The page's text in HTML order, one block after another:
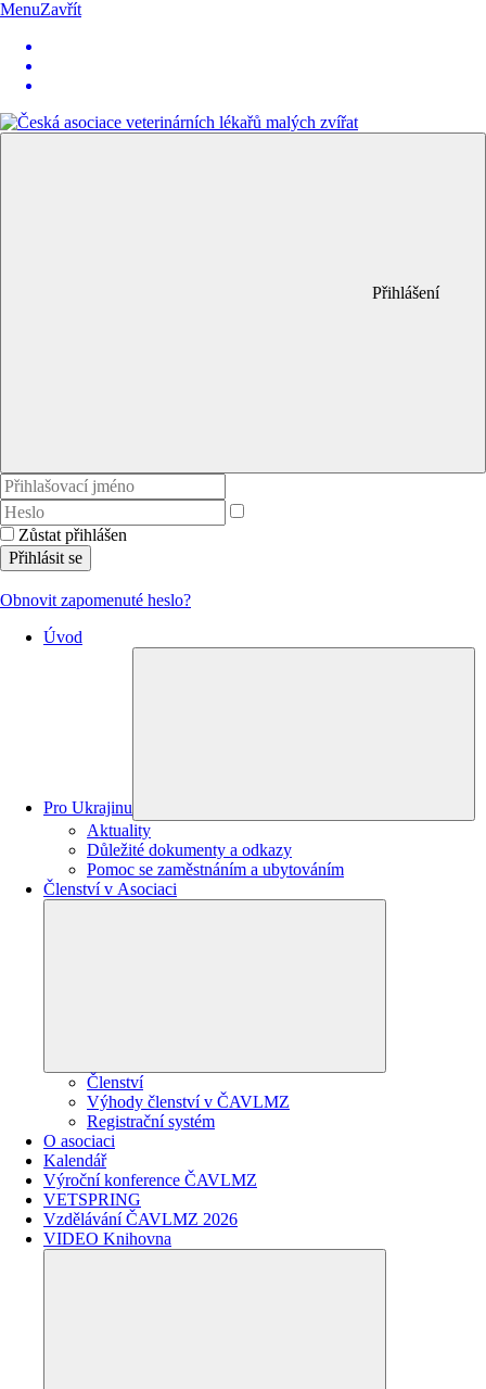
MenuZavřít
Přihlášení
Zůstat přihlášen
Přihlásit se
Obnovit zapomenuté heslo?
Úvod
Pro Ukrajinu
Aktuality
Důležité dokumenty a odkazy
Pomoc se zaměstnáním a ubytováním
Členství v Asociaci
Členství
Výhody členství v ČAVLMZ
Registrační systém
O asociaci
Kalendář
Výroční konference ČAVLMZ
VETSPRING
Vzdělávání ČAVLMZ 2026
VIDEO Knihovna